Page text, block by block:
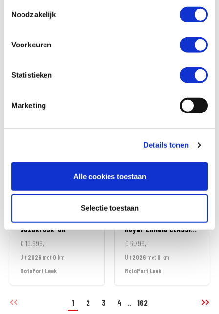
Noodzakelijk
Voorkeuren
Statistieken
Marketing
Details tonen
Alle cookies toestaan
Selectie toestaan
MotoPort Goes
MotoPort Goes
SuzukiGSX-8R
€ 10.999,-
Uit 2026 met 0 km
MotoPort Leek
Royal-EnfieldCLASSIC 350
€ 6.799,-
Uit 2026 met 0 km
MotoPort Leek
1 2 3 4 .. 162